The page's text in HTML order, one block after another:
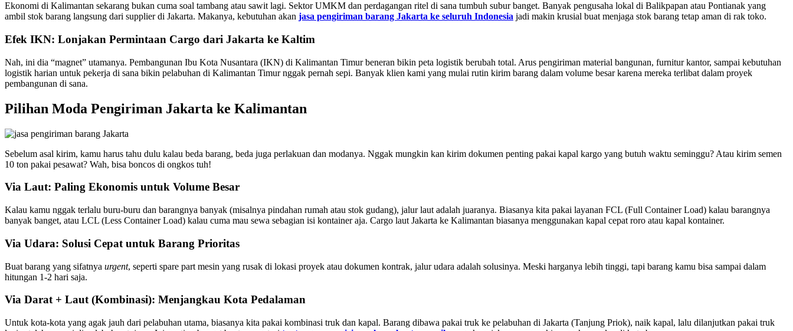
Ekonomi di Kalimantan sekarang bukan cuma soal tambang atau sawit lagi. Sektor UMKM dan perdagangan ritel di sana tumbuh subur banget. Banyak pengusaha lokal di Balikpapan atau Pontianak yang
ambil stok barang langsung dari supplier di Jakarta. Makanya, kebutuhan akan jasa pengiriman barang Jakarta ke seluruh Indonesia jadi makin krusial buat menjaga stok barang tetap aman di rak toko.
Efek IKN: Lonjakan Permintaan Cargo dari Jakarta ke Kaltim
Nah, ini dia “magnet” utamanya. Pembangunan Ibu Kota Nusantara (IKN) di Kalimantan Timur beneran bikin peta logistik berubah total. Arus pengiriman material bangunan, furnitur kantor, sampai kebutuhan
logistik harian untuk pekerja di sana bikin pelabuhan di Kalimantan Timur nggak pernah sepi. Banyak klien kami yang mulai rutin kirim barang dalam volume besar karena mereka terlibat dalam proyek
pembangunan di sana.
Pilihan Moda Pengiriman Jakarta ke Kalimantan
Sebelum asal kirim, kamu harus tahu dulu kalau beda barang, beda juga perlakuan dan modanya. Nggak mungkin kan kirim dokumen penting pakai kapal kargo yang butuh waktu seminggu? Atau kirim semen
10 ton pakai pesawat? Wah, bisa boncos di ongkos tuh!
Via Laut: Paling Ekonomis untuk Volume Besar
Kalau kamu nggak terlalu buru-buru dan barangnya banyak (misalnya pindahan rumah atau stok gudang), jalur laut adalah juaranya. Biasanya kita pakai layanan FCL (Full Container Load) kalau barangnya
banyak banget, atau LCL (Less Container Load) kalau cuma mau sewa sebagian isi kontainer aja. Cargo laut Jakarta ke Kalimantan biasanya menggunakan kapal cepat roro atau kapal kontainer.
Via Udara: Solusi Cepat untuk Barang Prioritas
Buat barang yang sifatnya urgent, seperti spare part mesin yang rusak di lokasi proyek atau dokumen kontrak, jalur udara adalah solusinya. Meski harganya lebih tinggi, tapi barang kamu bisa sampai dalam
hitungan 1-2 hari saja.
Via Darat + Laut (Kombinasi): Menjangkau Kota Pedalaman
Untuk kota-kota yang agak jauh dari pelabuhan utama, biasanya kita pakai kombinasi truk dan kapal. Barang dibawa pakai truk ke pelabuhan di Jakarta (Tanjung Priok), naik kapal, lalu dilanjutkan pakai truk